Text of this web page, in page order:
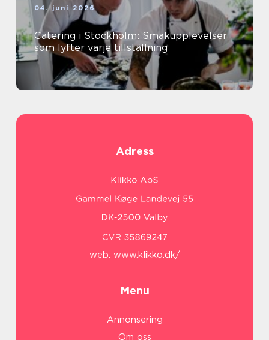
04. juni 2026
Catering i Stockholm: Smakupplevelser
som lyfter varje tillställning
Adress
web: www.klikko.dk/
Menu
Annonsering
Om oss